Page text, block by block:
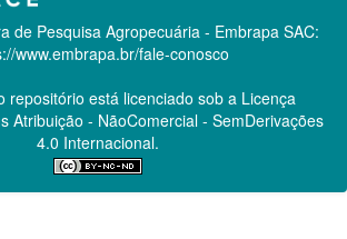
de Pesquisa Agropecuária - Embrapa SAC:
www.embrapa.br/fale-conosco
repositório está licenciado sob a Licença
Atribuição - NãoComercial - SemDerivações
4.0 Internacional.